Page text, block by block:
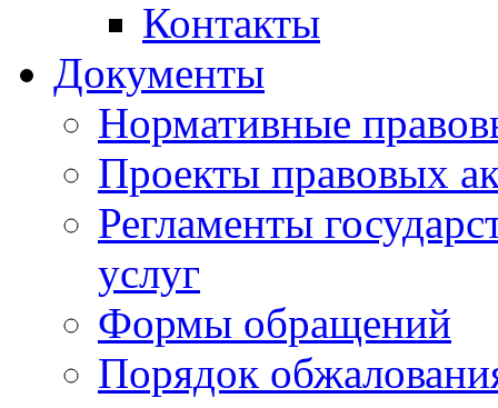
Контакты
Документы
Нормативные
Проекты правовых
Регламенты
услуг
Формы обращений
Порядок